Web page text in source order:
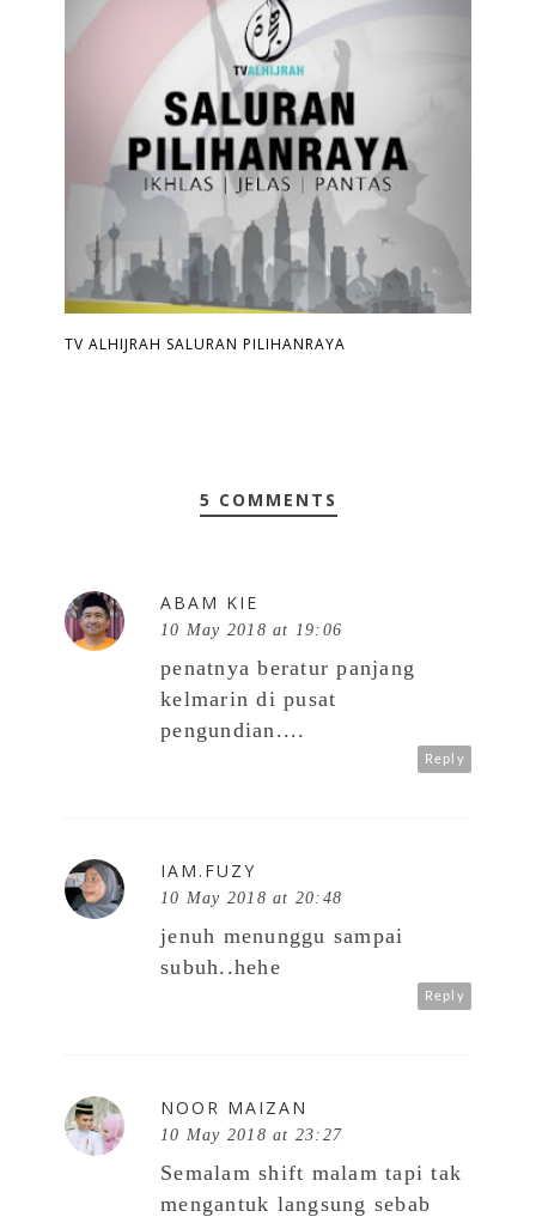
TV ALHIJRAH SALURAN PILIHANRAYA
5 COMMENTS
ABAM KIE
10 May 2018 at 19:06
penatnya beratur panjang
kelmarin di pusat
pengundian....
Reply
IAM.FUZY
10 May 2018 at 20:48
jenuh menunggu sampai
subuh..hehe
Reply
NOOR MAIZAN
10 May 2018 at 23:27
Semalam shift malam tapi tak
mengantuk langsung sebab